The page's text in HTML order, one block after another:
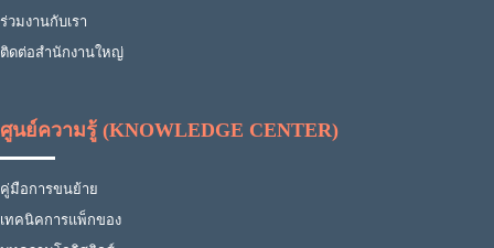
ร่วมงานกับเรา
ติดต่อสำนักงานใหญ่
ศูนย์ความรู้ (KNOWLEDGE CENTER)
คู่มือการขนย้าย
เทคนิคการแพ็กของ